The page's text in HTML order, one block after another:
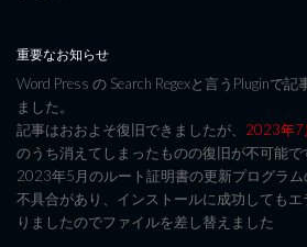
重要なお知らせ
Word Press の Search Regexと言うPluginで
ました。
記事はおおよそ復旧できましたが、 2023年7
のうち消えてしまったものの復旧が不可能で
2023年5月のルート証明書の更新プログラ
不具合があり、インストールに成功しても
りましたのでファイルを差し替えました